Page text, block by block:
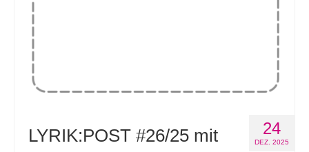
24
DEZ. 2025
LYRIK:POST #26/25 mit